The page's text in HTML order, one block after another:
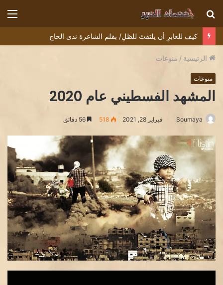
بحث
عن
كيف للعابرِ أن يلتفتَ للظلِ/ بقلم الشاعرة ندى الحاج
الرئيسية / منوعات
منوعات
المشهد الفسطيني عام 2020
Soumaya فبراير 28, 2021 518